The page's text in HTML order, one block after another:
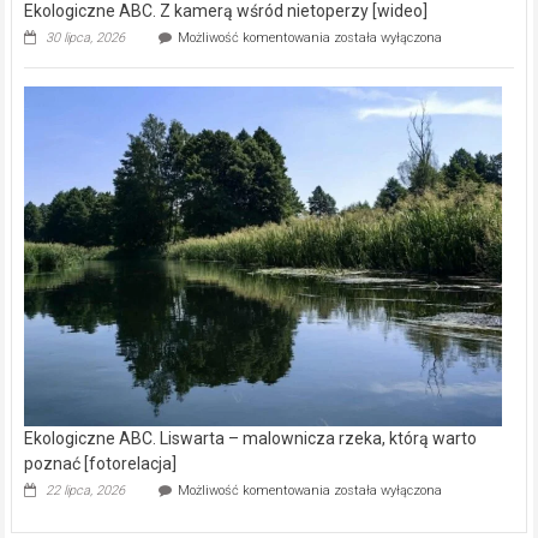
Ekologiczne ABC. Z kamerą wśród nietoperzy [wideo]
30 lipca, 2026 Możliwość komentowania Ekologiczne
kamerą
wśród
została wyłączona
Ekologiczne ABC. Liswarta – malownicza rzeka, którą warto
poznać [fotorelacja]
22 lipca, 2026 Możliwość komentowania Ekologiczne
została wyłączona